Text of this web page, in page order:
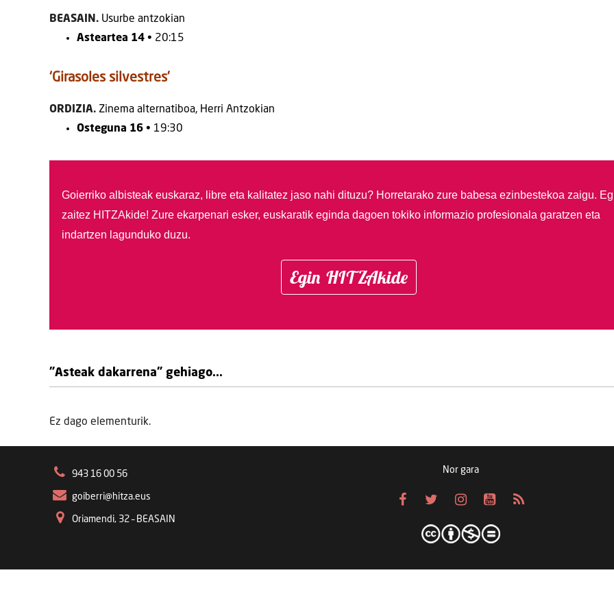
BEASAIN. Usurbe antzokian
Asteartea 14 • 20:15
‘Girasoles silvestres’
ORDIZIA. Zinema alternatiboa, Herri Antzokian
Osteguna 16 • 19:30
Goierriko albisteak euskaraz, libre eta kalitatez jaso nahi dituzu? Horretarako zure babesa ezinbestekoa zaigu.
zaitez HITZAkide! Zure ekarpenari esker, euskaratik eginda dagoen tokiko informazio profesionala garatzen eta
indartzen lagunduko duzu.
Egin HITZAkide
"Asteak dakarrena" gehiago...
Ez dago elementurik.
943 16 00 56
goiberri@hitza.eus
Oriamendi, 32 – BEASAIN
Nor gara